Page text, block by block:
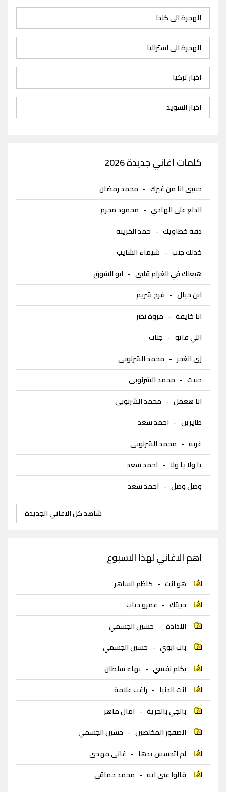
الهجرة الى كندا
الهجرة الى استراليا
اخبار تركيا
اخبار السويد
كلمات اغاني جديدة 2026
حبيبي انا من غيرك - محمد رمضان
الدلع على الهادي - محمود محرم
دقة خطاويك - حمد الخزينه
خدلك جنب - شيماء الشايب
هبعلك في الغرام قلبي - ابو الشوق
ابن خيال - فرح شريم
انا خايفة - مروة نصر
اللي فاتو - جنات
زي الغجر - محمد الشرنوبى
حبيت - محمد الشرنوبى
انا هعمل - محمد الشرنوبى
طايرين - احمد سعد
غربه - محمد الشرنوبى
يا ولا يا ولا - احمد سعد
وصل وصل - احمد سعد
شاهد كل الاغاني الجديدة
اهم الاغاني لهذا الاسبوع
هو انت - كاظم الساهر
حبيتك - عمرو دياب
اللذاذة - حسين الجسمي
باب ابوي - حسين الجسمي
بكلم نفسي - بهاء سلطان
انت الدنيا - راغب علامة
بالجي بالحرية - امال ماهر
الصقور المخلصين - حسين الجسمي
لم اتحسس يدها - غاني مهدي
قالوا عني ايه - محمد حماقي